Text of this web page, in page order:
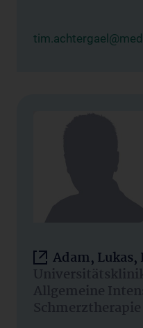
Adam,
Allgemeine
Schmerztherapie